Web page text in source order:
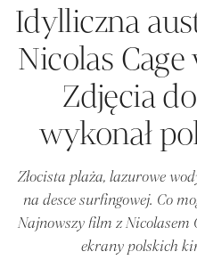
Idylliczna
Nicolas
Zdjęcia
wykonał
Złocista plaża, lazurowe
na desce surfingowej. Co
Najnowszy film z Nicolasem
ekrany polskich